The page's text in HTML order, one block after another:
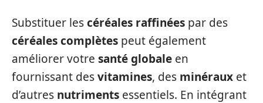
Substituer lescéréales raffinées par des
céréales complètes peut également
améliorer votre santé globale en
fournissant desvitamines, des minéraux et
d’autres nutriments essentiels. En intégrant